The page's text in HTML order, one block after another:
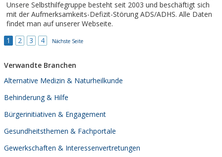
Unsere Selbsthilfegruppe besteht seit 2003 und beschäftigt sich
mit der Aufmerksamkeits-Defizit-Störung ADS/ADHS. Alle Daten
findet man auf unserer Webseite.
1
2 3 4 Nächste Seite
Verwandte Branchen
Alternative Medizin & Naturheilkunde
Behinderung & Hilfe
Bürgerinitiativen & Engagement
Gesundheitsthemen & Fachportale
Gewerkschaften & Interessenvertretungen